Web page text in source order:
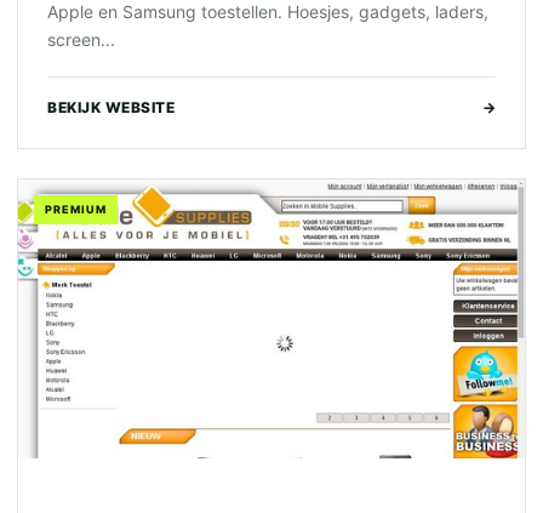
Apple en Samsung toestellen. Hoesjes, gadgets, laders,
screen...
BEKIJK WEBSITE →
PREMIUM